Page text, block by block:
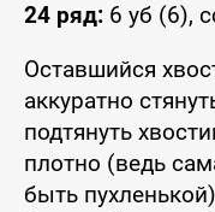
24 ряд: 6 уб (6),
Оставшийся
аккуратно
подтянуть
плотно (ведь
быть